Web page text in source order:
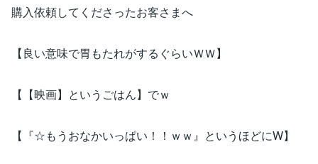
購入依頼してくださったお客さまへ
【良い意味で胃もたれがするぐらいＷＷ】
【【映画】というごはん】でｗ
【『☆もうおなかいっぱい！！ｗｗ』というほどにW】